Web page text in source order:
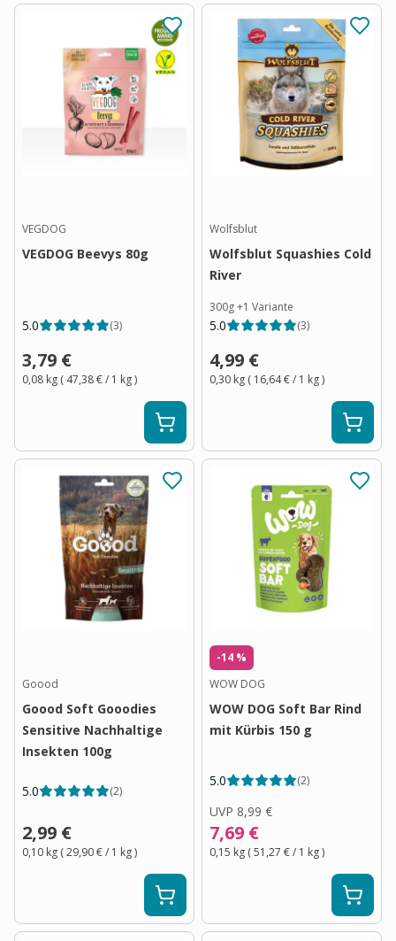
VEGDOG
VEGDOG Beevys 80g
5.0 (3)
3,79 €
0,08 kg ( 47,38 €/ 1 kg)
Wolfsblut
Wolfsblut Squashies Cold
River
300g+1 Variante
5.0 (3)
4,99 €
0,30 kg ( 16,64 €/ 1 kg)
Goood
Goood Soft Gooodies
Sensitive Nachhaltige
Insekten 100g
5.0 (2)
2,99 €
0,10 kg (29,90 €/ 1 kg)
-14 %
WOW DOG
WOW DOG Soft Bar Rind
mit Kürbis 150 g
5.0 (2)
UVP 8,99 €
7,69 €
0,15 kg (51,27 €/ 1 kg)